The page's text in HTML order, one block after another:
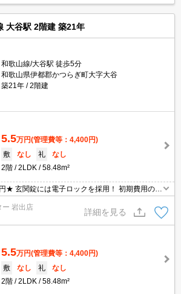
大谷駅 2階建 築21年
和歌山線/大谷駅 徒歩5分
和歌山県伊都郡かつらぎ町大字大谷
築21年
2階建
5.5万円(管理費等：4,400円)
敷
なし 礼
なし
2階
2LDK 58.48m²
★ 玄関錠には電子ロックを採用！ 初期費用の交
ターまで！！
ー 岩出店
詳細を見る
5.5万円(管理費等：4,400円)
敷
なし 礼
なし
2階
2LDK 58.48m²